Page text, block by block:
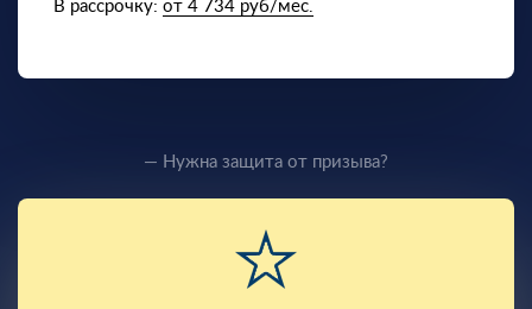
В рассрочку: от 4 734 руб/мес.
— Нужна защита от призыва?